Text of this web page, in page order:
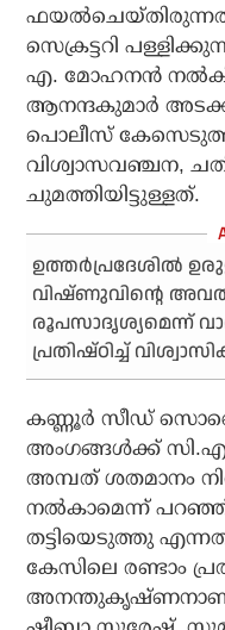
സെക്രട്ടറി
എ. മോഹനൻ
ആനന്ദകുമാർ
പൊലീസ്
വിശ്വാസവഞ്ചന,
ചുമത്തിയിട്ടുള്ളത്.
ഉത്തര്‍പ്രദേശില്‍
വിഷ്ണുവിന്റെ
രൂപസാദൃശ്യമെന്ന്
പ്രതിഷ്ഠിച്ച്
കണ്ണൂർ സീഡ്
അംഗങ്ങൾക്ക്
അമ്പത് ശതമാനം
നൽകാമെന്ന് പറഞ്ഞ്
തട്ടിയെടുത്തു
കേസിലെ രണ്ടാം
അനന്തുകൃഷ്ണനാണ്.